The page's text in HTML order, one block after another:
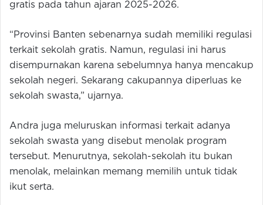
gratis pada tahun ajaran 2025-2026.
“Provinsi Banten sebenarnya sudah memiliki regulasi
terkait sekolah gratis. Namun, regulasi ini harus
disempurnakan karena sebelumnya hanya mencakup
sekolah negeri. Sekarang cakupannya diperluas ke
sekolah swasta,” ujarnya.
Andra juga meluruskan informasi terkait adanya
sekolah swasta yang disebut menolak program
tersebut. Menurutnya, sekolah-sekolah itu bukan
menolak, melainkan memang memilih untuk tidak
ikut serta.